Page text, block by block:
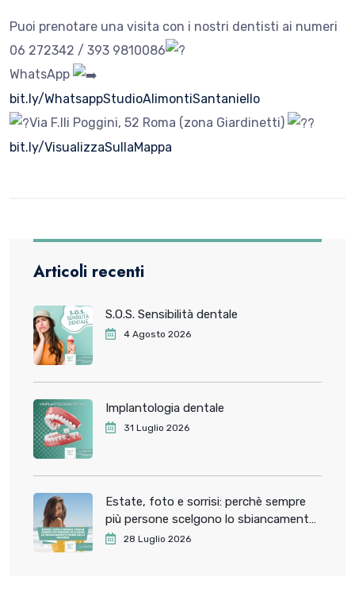
Puoi prenotare una visita con i nostri dentisti ai numeri
06 272342 / 393 9810086
WhatsApp
bit.ly/WhatsappStudioAlimontiSantaniello
Via F.lli Poggini, 52 Roma (zona Giardinetti)
bit.ly/VisualizzaSullaMappa
Articoli recenti
S.O.S. Sensibilità dentale
4 Agosto 2026
Implantologia dentale
31 Luglio 2026
Estate, foto e sorrisi: perchè sempre
più persone scelgono lo sbiancamento
dentale prima delle vacanze
28 Luglio 2026